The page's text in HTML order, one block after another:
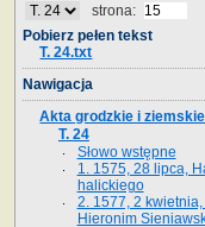
strona:
Pobierz pełen tekst
T. 24.txt
Nawigacja
Akta grodzkie i ziemskie
T. 24
Słowo wstępne
1. 1575, 28 lipca,
halickiego
2. 1577, 2
Hieronim